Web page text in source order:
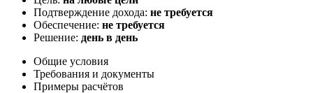
Подтверждение дохода: не требуется
Обеспечение: не требуется
Решение: день в день
Общие условия
Требования и документы
Примеры расчётов